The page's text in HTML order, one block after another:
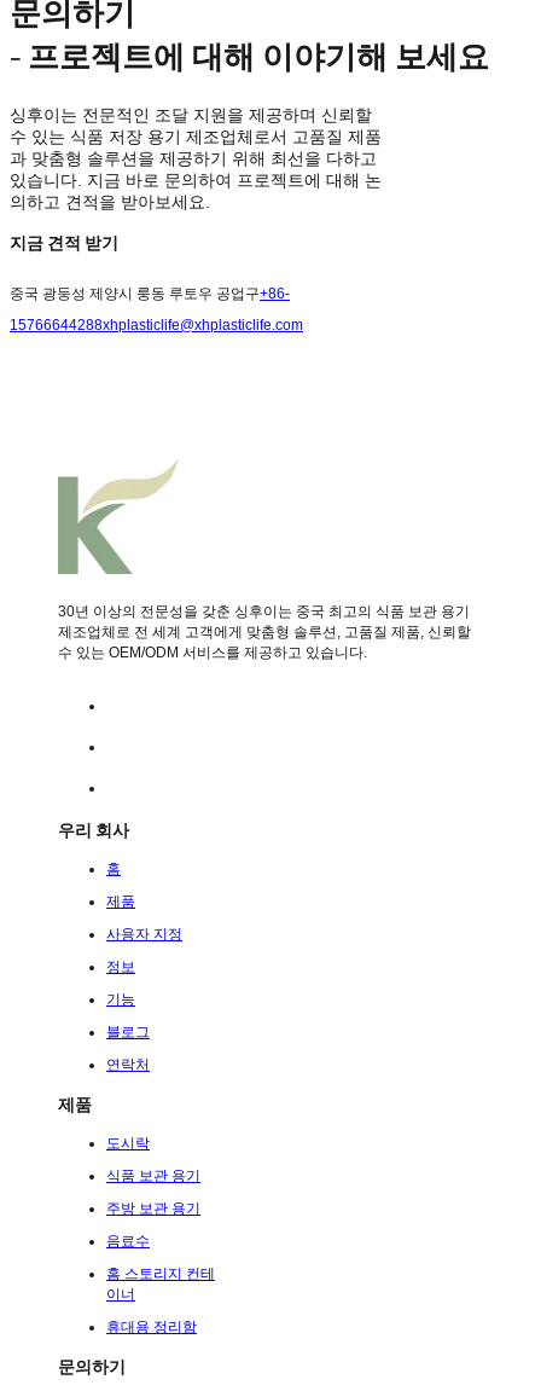
문의하기
- 프로젝트에 대해 이야기해 보세요
싱후이는 전문적인 조달 지원을 제공하며 신뢰할
수 있는 식품 저장 용기 제조업체로서 고품질 제품
과 맞춤형 솔루션을 제공하기 위해 최선을 다하고
있습니다. 지금 바로 문의하여 프로젝트에 대해 논
의하고 견적을 받아보세요.
지금 견적 받기
중국 광둥성 제양시 룽동 루토우 공업구+86-
15766644288xhplasticlife@xhplasticlife.com
30년 이상의 전문성을 갖춘 싱후이는 중국 최고의 식품 보관 용기
제조업체로 전 세계 고객에게 맞춤형 솔루션, 고품질 제품, 신뢰할
수 있는 OEM/ODM 서비스를 제공하고 있습니다.
우리 회사
홈
제품
사용자 지정
정보
기능
블로그
연락처
제품
도시락
식품 보관 용기
주방 보관 용기
음료수
홈 스토리지 컨테
이너
휴대용 정리함
문의하기